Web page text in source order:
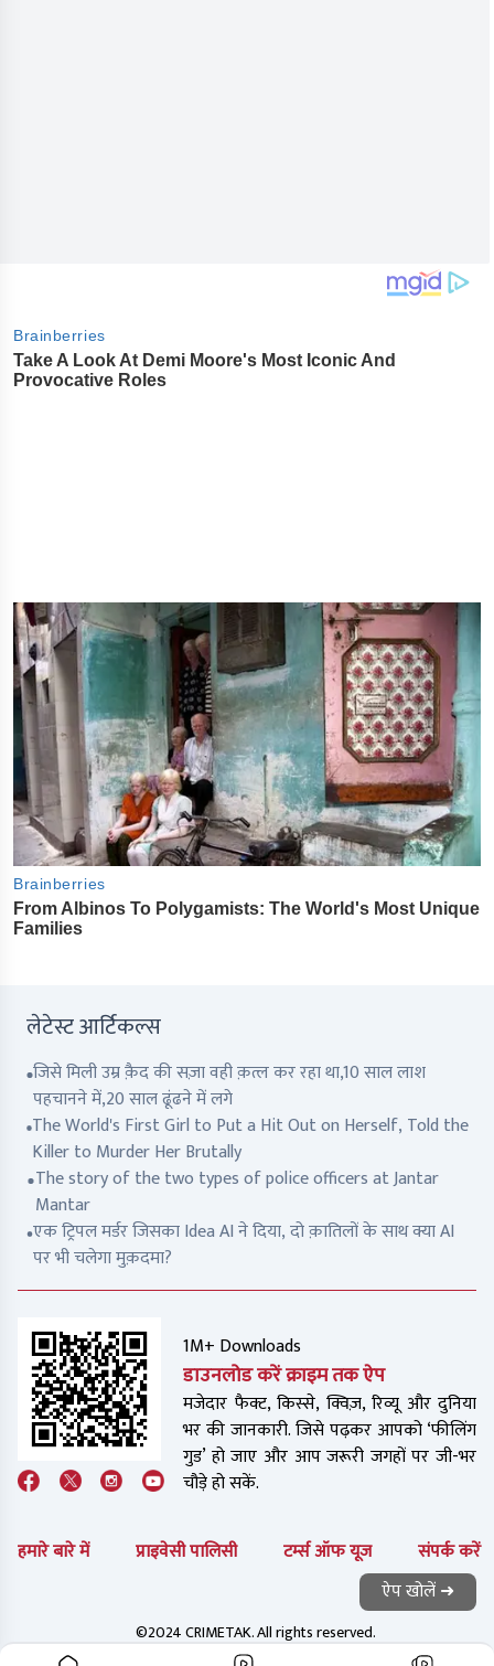
लेटेस्ट आर्टिकल्स
जिसे मिली उम्र क़ैद की सज़ा वही क़त्ल कर रहा था,10 साल लाश
पहचानने में,20 साल ढूंढने में लगे
The World's First Girl to Put a Hit Out on Herself, Told the
Killer to Murder Her Brutally
The story of the two types of police officers at Jantar
Mantar
एक ट्रिपल मर्डर जिसका Idea AI ने दिया, दो क़ातिलों के साथ क्या AI
पर भी चलेगा मुक़दमा?
1M+ Downloads
डाउनलोड करें क्राइम तक ऐप
मजेदार फैक्ट, किस्से, क्विज़, रिव्यू और दुनिया
भर की जानकारी. जिसे पढ़कर आपको ‘फीलिंग
गुड’ हो जाए और आप जरूरी जगहों पर जी-भर
चौड़े हो सकें.
हमारे बारे में प्राइवेसी पालिसी टर्म्स ऑफ यूज संपर्क करें
©2024 CRIMETAK. All rights reserved.
ऐप खोलें ➜